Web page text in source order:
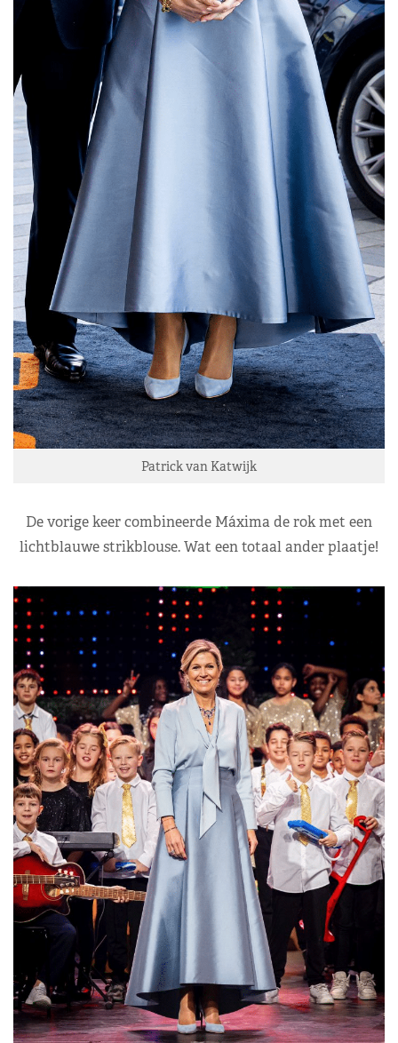
Patrick van Katwijk
De vorige keer combineerde Máxima de rok met een
lichtblauwe strikblouse. Wat een totaal ander plaatje!